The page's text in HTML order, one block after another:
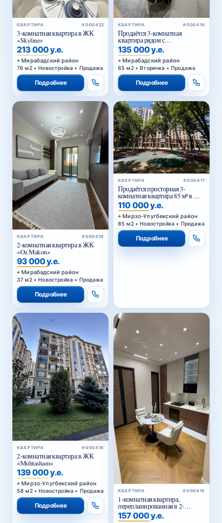
КВАРТИРА #000422
3-комнатная квартира в ЖК
«Skyline»
213 000 у.е.
Мирабадский район
76 м2 • Новостройка • Продажа
Подробнее
КВАРТИРА #000419
Продаётся 3-комнатная
квартира рядом с
Госпитальным рынком
135 000 у.е.
Мирабадский район
65 м2 • Вторичка • Продажа
Подробнее
КВАРТИРА #000418
2-комнатная квартира в ЖК
«Oz Makon»
93 000 у.е.
Мирабадский район
37 м2 • Новостройка • Продажа
Подробнее
КВАРТИРА #000417
Продаётся просторная 3-
комнатная квартира 85 м² в ЖК
Golden House — Мирзо-
Улугбекский район
110 000 у.е.
Мирзо-Улугбекский район
85 м2 • Новостройка • Продажа
Подробнее
КВАРТИРА #000416
2-комнатная квартира в ЖК
«Muhtasham»
139 000 у.е.
Мирзо-Улугбекский район
58 м2 • Новостройка • Продажа
Подробнее
КВАРТИРА #000415
1-комнатная квартира,
перепланированная в 2-
комнатную, в ЖК «Parkwood»
157 000 у.е.